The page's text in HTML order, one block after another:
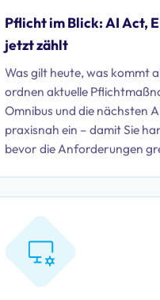
Pflicht im Blick: AI Act,
jetzt zählt
Was gilt heute, was kommt
ordnen aktuelle
Omnibus und die nächsten
praxisnah ein – damit Sie
bevor die Anforderungen